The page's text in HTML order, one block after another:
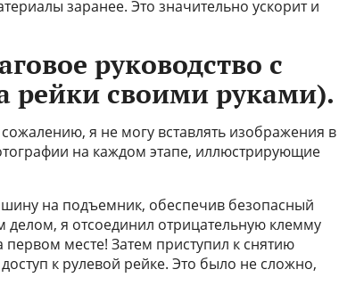
заранее. Это значительно ускорит и
руководство с
рейки своими руками).
я не могу вставлять изображения в
на каждом этапе, иллюстрирующие
на подъемник, обеспечив безопасный
я отсоединил отрицательную клемму
месте! Затем приступил к снятию
к рулевой рейке. Это было не сложно,